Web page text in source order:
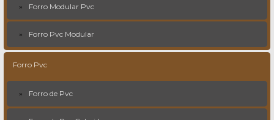
Forro Modular Pvc
Forro Pvc Modular
Forro Pvc
Forro de Pvc